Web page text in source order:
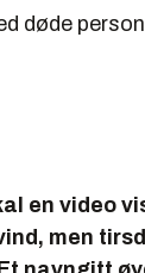
døde
en video
men